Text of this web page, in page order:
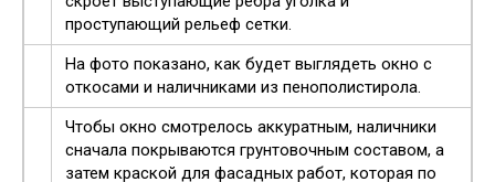
проступающий рельеф сетки.
На фото показано, как будет выглядеть окно с
откосами и наличниками из пенополистирола.
Чтобы окно смотрелось аккуратным, наличники
сначала покрываются грунтовочным составом, а
затем краской для фасадных работ, которая по